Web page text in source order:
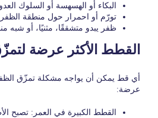
البكاء أو الهسهسة أو السلوك
تورّم أو احمرار حول منطقة الظفر
ظفر يبدو متشققًا، مثنيًا، أو شبه
القطط الأكثر عرضة
أي قط يمكن أن يواجه مشكلة تمزّق
عرضة:
القطط الكبيرة في العمر: تصبح